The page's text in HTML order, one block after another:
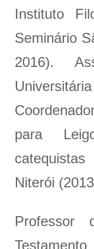
Instituto
Seminário
2016).
para
Niterói
Professor